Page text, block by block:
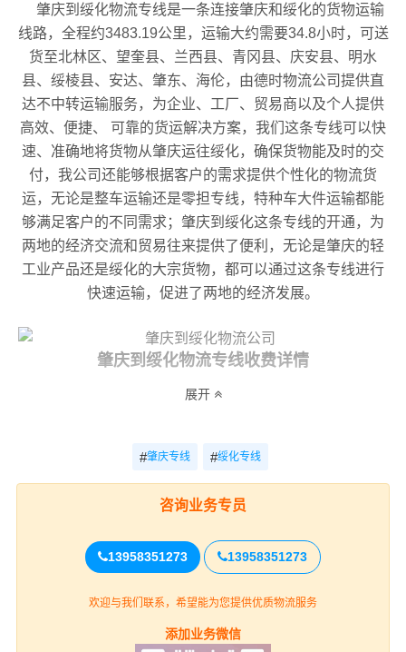
肇庆到绥化物流专线是一条连接肇庆和绥化的货物运输
线路，全程约3483.19公里，运输大约需要34.8小时，可送
货至北林区、望奎县、兰西县、青冈县、庆安县、明水
县、绥棱县、安达、肇东、海伦，由德时物流公司提供直
达不中转运输服务，为企业、工厂、贸易商以及个人提供
高效、便捷、 可靠的货运解决方案，我们这条专线可以快
速、准确地将货物从肇庆运往绥化，确保货物能及时的交
付，我公司还能够根据客户的需求提供个性化的物流货
运，无论是整车运输还是零担专线，特种车大件运输都能
够满足客户的不同需求；肇庆到绥化这条专线的开通，为
两地的经济交流和贸易往来提供了便利，无论是肇庆的轻
工业产品还是绥化的大宗货物，都可以通过这条专线进行
快速运输，促进了两地的经济发展。
肇庆到绥化物流专线收费详情
轻货收费参考
肇庆
端州区、鼎湖区、高要区、广宁县、怀
展开
#肇庆专线 #绥化专线
咨询业务专员
13958351273 13958351273
欢迎与我们联系，希望能为您提供优质物流服务
添加业务微信